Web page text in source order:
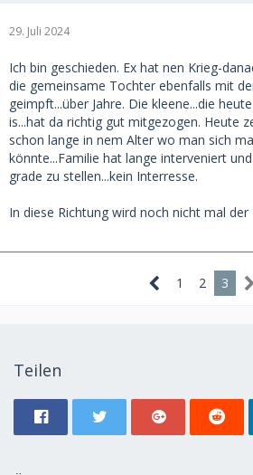
29. Juli 2024
Ich bin geschieden. Ex hat nen Krieg-
die gemeinsame Tochter ebenfalls mit
geimpft...über Jahre. Die kleene...die
is...hat da richtig gut mitgezogen. Heute
schon lange in nem Alter wo man sich
könnte...Familie hat lange interveniert
grade zu stellen...kein Interresse.
In diese Richtung wird noch nicht mal
1 2 3
Teilen